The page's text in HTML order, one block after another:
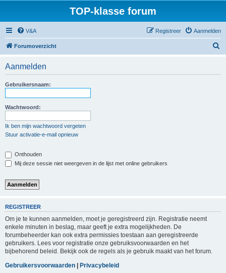
TOP-klasse forum
V&A Aanmelden
Registreer
Forumoverzicht
Aanmelden
Gebruikersnaam:
Wachtwoord:
Ik ben mijn wachtwoord vergeten
Stuur activatie-e-mail opnieuw
Onthouden
Mij deze sessie niet weergeven in de lijst met online gebruikers
REGISTREER
Om je te kunnen aanmelden, moet je geregistreerd zijn. Registratie neemt
enkele minuten in beslag, maar geeft je extra mogelijkheden. De
forumbeheerder kan ook extra permissies toestaan aan geregistreerde
gebruikers. Lees voor registratie onze gebruiksvoorwaarden en het
bijbehorend beleid. Bekijk ook de regels als je gebruik maakt van het forum.
Gebruikersvoorwaarden | Privacybeleid